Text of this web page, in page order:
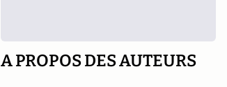
A PROPOS DES AUTEURS